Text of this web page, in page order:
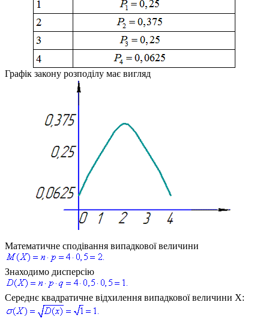
Графік закону розподілу має вигляд
Математичне сподівання випадкової величини
Знаходимо дисперсію
Середнє квадратичне відхилення випадкової величини X: